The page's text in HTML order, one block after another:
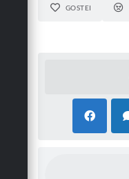
GOSTEI